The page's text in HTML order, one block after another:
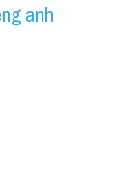
anh